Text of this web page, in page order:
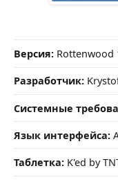
Версия: Rottenwood
Разработчик:
Системные
Язык интерфейса:
Таблетка: K'ed by